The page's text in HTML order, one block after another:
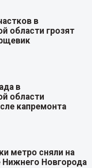
в
области грозят
в
области
капремонта
метро сняли на
Нижнего Новгорода